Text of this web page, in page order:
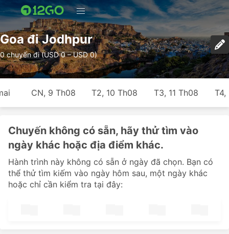
Goa đi Jodhpur
0 chuyến đi (USD 0 – USD 0)
CN, 9 Th08 T2, 10 Th08 T3, 11 Th08 T4,
Chuyến không có sẵn, hãy thử tìm vào
ngày khác hoặc địa điểm khác.
Hành trình này không có sẵn ở ngày đã chọn. Bạn có
thể thử tìm kiếm vào ngày hôm sau, một ngày khác
hoặc chỉ cần kiểm tra tại đây: